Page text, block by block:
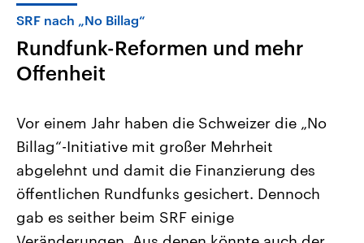
Themen
Landtagswahl Sachsen-Anhalt
2026
Alle Informationen
Sachsen-Anhalt wählt am 6.
September 2026 einen neuen
Landtag. Seit 2021 wird das
Bundesland von einer Koalition aus
USA
Aktuelle Beiträge,
Hintergründe
Wirtschaftlich und
gehören die Vereinigten
den mächtigsten Ländern
mit großem Einfluss auf
SRF nach „No Billag“
Rundfunk-Reformen und mehr
Offenheit
Vor einem Jahr haben die Schweizer die „No
Billag“-Initiative mit großer Mehrheit
abgelehnt und damit die Finanzierung des
öffentlichen Rundfunks gesichert. Dennoch
gab es seither beim SRF einige